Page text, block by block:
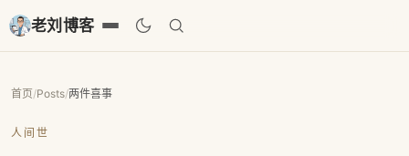
老刘博客
首页/Posts/两件喜事
人间世